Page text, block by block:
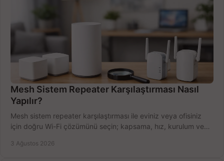
Mesh Sistem Repeater Karşılaştırması Nasıl
Yapılır?
Mesh sistem repeater karşılaştırması ile eviniz veya ofisiniz
için doğru Wi-Fi çözümünü seçin; kapsama, hız, kurulum ve
3 Ağustos 2026